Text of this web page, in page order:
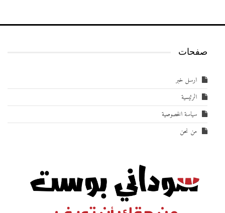
صفحات
ارسل خبر
الرئيسية
سياسة الخصوصية
من نحن